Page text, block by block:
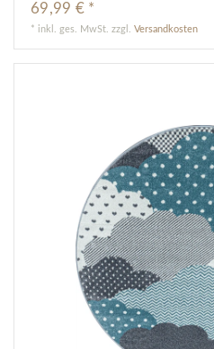
69,99 € *
* inkl. ges. MwSt. zzgl.Versandkosten